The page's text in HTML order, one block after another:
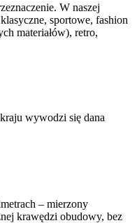
W naszej
sportowe, fashion
materiałów), retro,
wywodzi się dana
– mierzony
krawędzi obudowy, bez